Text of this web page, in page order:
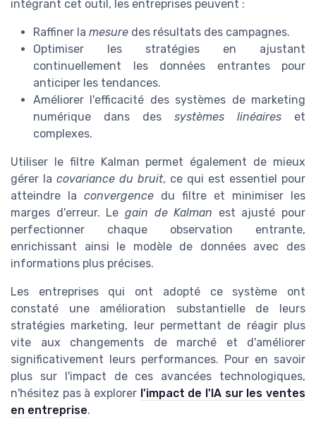
intégrant cet outil, les entreprises peuvent :
Raffiner la mesure des résultats des campagnes.
Optimiser les stratégies en ajustant
continuellement les données entrantes pour
anticiper les tendances.
Améliorer l'efficacité des systèmes de marketing
numérique dans des systèmes linéaires et
complexes.
Utiliser le filtre Kalman permet également de mieux
gérer la covariance du bruit, ce qui est essentiel pour
atteindre la convergence du filtre et minimiser les
marges d'erreur. Le gain de Kalman est ajusté pour
perfectionner chaque observation entrante,
enrichissant ainsi le modèle de données avec des
informations plus précises.
Les entreprises qui ont adopté ce système ont
constaté une amélioration substantielle de leurs
stratégies marketing, leur permettant de réagir plus
vite aux changements de marché et d'améliorer
significativement leurs performances. Pour en savoir
plus sur l'impact de ces avancées technologiques,
n'hésitez pas à explorer l'impact de l'IA sur les ventes
en entreprise.